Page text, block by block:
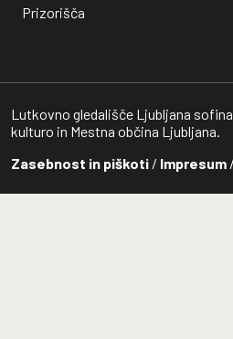
Prizorišča
Lutkovno gledališče Ljubljana
kulturo in Mestna občina Ljubljana.
Zasebnost in piškoti / Impresum /